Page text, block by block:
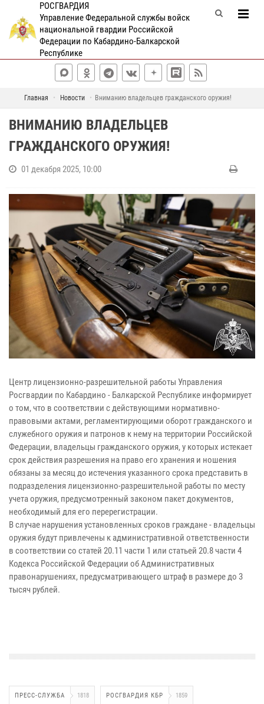
РОСГВАРДИЯ
Управление Федеральной службы войск
национальной гвардии Российской
Федерации по Кабардино-Балкарской
Республике
Главная Новости Вниманию владельцев гражданского оружия!
ВНИМАНИЮ ВЛАДЕЛЬЦЕВ
ГРАЖДАНСКОГО ОРУЖИЯ!
01 декабря 2025, 10:00
Центр лицензионно-разрешительной работы Управления
Росгвардии по Кабардино - Балкарской Республике информирует
о том, что в соответствии с действующими нормативно-
правовыми актами, регламентирующими оборот гражданского и
служебного оружия и патронов к нему на территории Российской
Федерации, владельцы гражданского оружия, у которых истекает
срок действия разрешения на право его хранения и ношения
обязаны за месяц до истечения указанного срока представить в
подразделения лицензионно-разрешительной работы по месту
учета оружия, предусмотренный законом пакет документов,
необходимый для его перерегистрации.
В случае нарушения установленных сроков граждане - владельцы
оружия будут привлечены к административной ответственности
в соответствии со статей 20.11 части 1 или статьей 20.8 части 4
Кодекса Российской Федерации об Административных
правонарушениях, предусматривающего штраф в размере до 3
тысяч рублей.
ПРЕСС-СЛУЖБА 1818 РОСГВАРДИЯ КБР 1859